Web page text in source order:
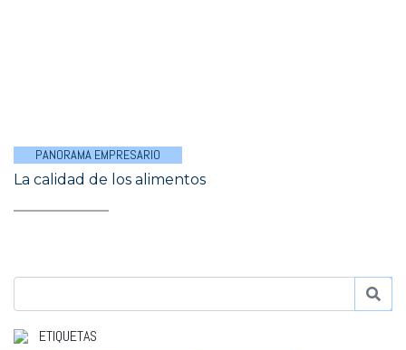
PANORAMA EMPRESARIO
La calidad de los alimentos
ETIQUETAS